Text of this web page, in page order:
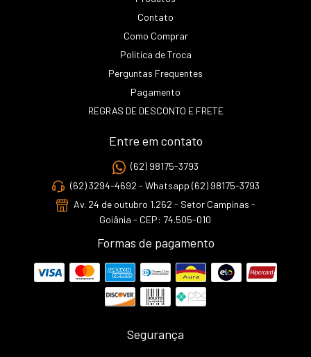
Contato
Como Comprar
Politica de Troca
Perguntas Frequentes
Pagamento
REGRAS DE DESCONTO E FRETE
Entre em contato
(62) 98175-3793
(62) 3294-4692 - Whatsapp (62) 98175-3793
Av. 24 de outubro 1.262 - Setor Campinas -
Goiânia - CEP: 74.505-010
Formas de pagamento
Segurança